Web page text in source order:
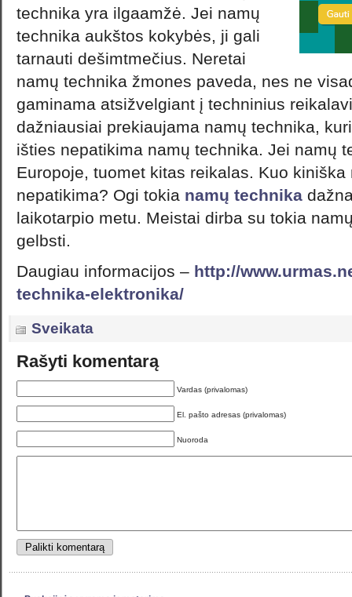
technika yra ilgaamžė. Jei namų
technika aukštos kokybės, ji gali
tarnauti dešimtmečius. Neretai
namų technika žmones paveda, nes ne
gaminama atsižvelgiant į techninius
dažniausiai prekiaujama namų technika,
išties nepatikima namų technika. Jei namų
Europoje, tuomet kitas reikalas. Kuo kiniška
nepatikima? Ogi tokia namų technika
laikotarpio metu. Meistai dirba su tokia
gelbsti.
Daugiau informacijos – http://
technika-elektronika/
Sveikata
Rašyti komentarą
Vardas (privalomas)
El. pašto adresas (privalomas)
Nuoroda